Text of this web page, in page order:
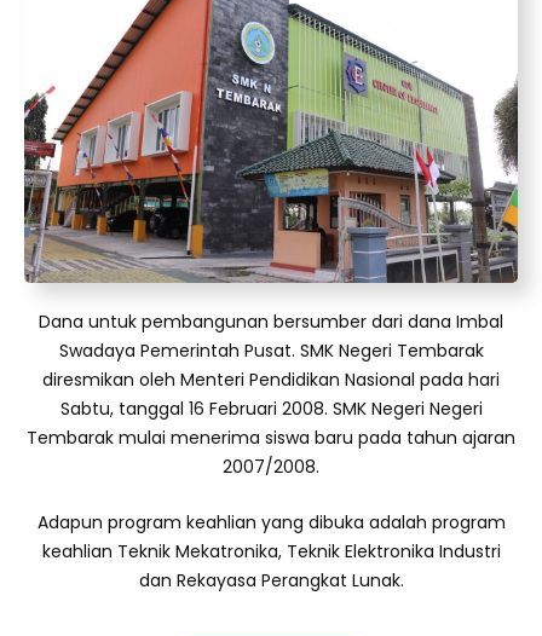
Dana untuk pembangunan bersumber dari dana Imbal
Swadaya Pemerintah Pusat. SMK Negeri Tembarak
diresmikan oleh Menteri Pendidikan Nasional pada hari
Sabtu, tanggal 16 Februari 2008. SMK Negeri Negeri
Tembarak mulai menerima siswa baru pada tahun ajaran
2007/2008.
Adapun program keahlian yang dibuka adalah program
keahlian Teknik Mekatronika, Teknik Elektronika Industri
dan Rekayasa Perangkat Lunak.